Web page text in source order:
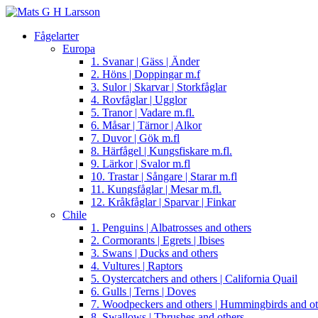
Fågelarter
Europa
1. Svanar | Gäss | Änder
2. Höns | Doppingar m.f
3. Sulor | Skarvar | Storkfåglar
4. Rovfåglar | Ugglor
5. Tranor | Vadare m.fl.
6. Måsar | Tärnor | Alkor
7. Duvor | Gök m.fl
8. Härfågel | Kungsfiskare m.fl.
9. Lärkor | Svalor m.fl
10. Trastar | Sångare | Starar m.fl
11. Kungsfåglar | Mesar m.fl.
12. Kråkfåglar | Sparvar | Finkar
Chile
1. Penguins | Albatrosses and others
2. Cormorants | Egrets | Ibises
3. Swans | Ducks and others
4. Vultures | Raptors
5. Oystercatchers and others | California Quail
6. Gulls | Terns | Doves
7. Woodpeckers and others | Hummingbirds and